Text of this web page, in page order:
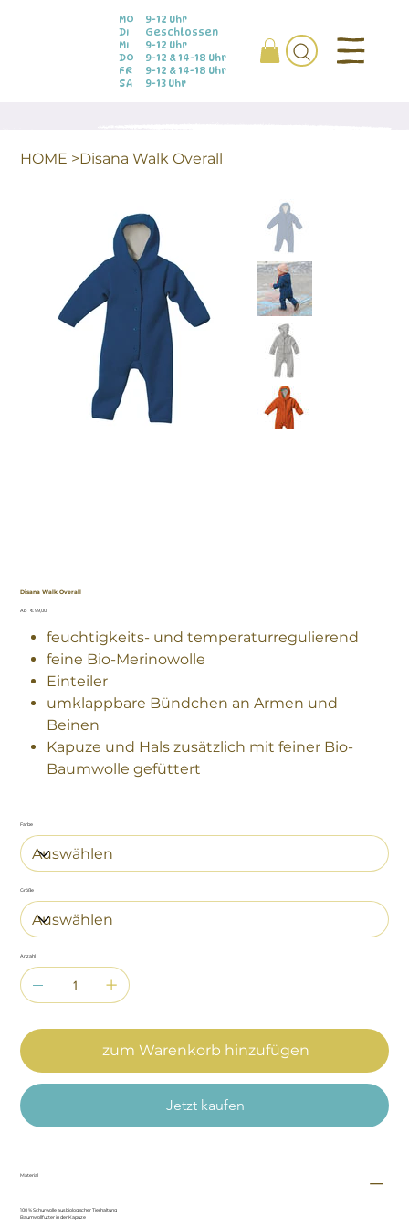
MO
DI
MI
DO
FR
SA
9-12 Uhr
Geschlossen
9-12 Uhr
9-12 & 14-18 Uhr
9-12 & 14-18 Uhr
9-13 Uhr
HOME >Disana Walk Overall
Disana Walk Overall
Ab Preis
€ 99,00
feuchtigkeits- und temperaturregulierend
feine Bio-Merinowolle
Einteiler
umklappbare Bündchen an Armen und
Beinen
Kapuze und Hals zusätzlich mit feiner Bio-
Baumwolle gefüttert
Farbe
Größe
Anzahl
zum Warenkorb hinzufügen
Jetzt kaufen
Material
100 % Schurwolle aus biologischer Tierhaltung
Baumwollfutter in der Kapuze